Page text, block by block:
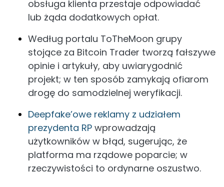
obsługa klienta przestaje odpowiadać
lub żąda dodatkowych opłat.
Według portalu ToTheMoon grupy
stojące za Bitcoin Trader tworzą fałszywe
opinie i artykuły, aby uwiarygodnić
projekt; w ten sposób zamykają ofiarom
drogę do samodzielnej weryfikacji.
Deepfake’owe reklamy z udziałem
prezydenta RP wprowadzają
użytkowników w błąd, sugerując, że
platforma ma rządowe poparcie; w
rzeczywistości to ordynarne oszustwo.